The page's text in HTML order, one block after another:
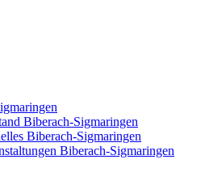
Biberach-Sigmaringen
Biberach-Sigmaringen
Biberach-Sigmaringen